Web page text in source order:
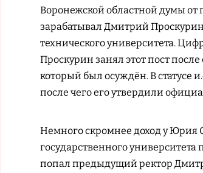
Воронежской областной думы от
зарабатывал Дмитрий
технического университета.
Проскурин занял этот пост
который был осуждён. В статусе
после чего его утвердили
Немного скромнее доход у Юрия
государственного университета
попал предыдущий ректор